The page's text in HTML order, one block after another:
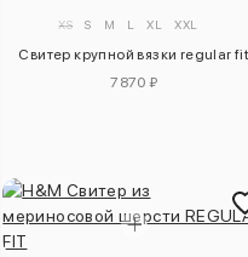
XS S M L XL XXL
Свитер крупной вязки regular fit
7870 ₽